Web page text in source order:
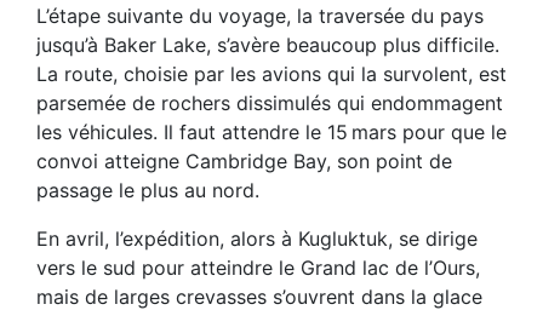
L’étape suivante du voyage, la traversée du pays
jusqu’à Baker Lake, s’avère beaucoup plus difficile.
La route, choisie par les avions qui la survolent, est
parsemée de rochers dissimulés qui endommagent
les véhicules. Il faut attendre le 15 mars pour que le
convoi atteigne Cambridge Bay, son point de
passage le plus au nord.
En avril, l’expédition, alors à Kugluktuk, se dirige
vers le sud pour atteindre le Grand lac de l’Ours,
mais de larges crevasses s’ouvrent dans la glace